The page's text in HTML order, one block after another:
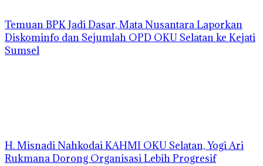
Temuan BPK Jadi Dasar, Mata Nusantara Laporkan
Diskominfo dan Sejumlah OPD OKU Selatan ke Kejati
Sumsel
H. Misnadi Nahkodai KAHMI OKU Selatan, Yogi Ari
Rukmana Dorong Organisasi Lebih Progresif